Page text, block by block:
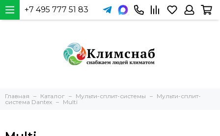
+7 495 777 51 83
Главная Каталог Мульти-сплит-системы
Мульти-сплит-
система Dantex
Multi